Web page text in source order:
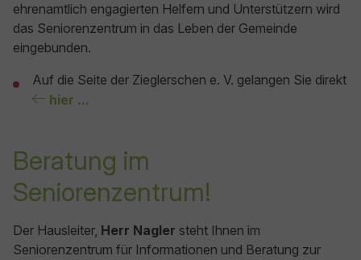
ehrenamtlich engagierten Helfern und Unterstützern wird
das Seniorenzentrum in das Leben der Gemeinde
eingebunden.
Auf die Seite der Zieglerschen e. V. gelangen Sie direkt
hier ...
Beratung im
Seniorenzentrum!
Der Hausleiter, Herr Nagler steht Ihnen im
Seniorenzentrum für Informationen und Beratung zur